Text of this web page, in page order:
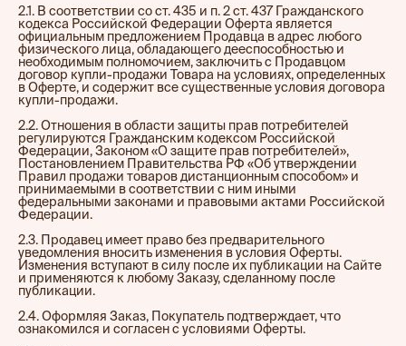
2.1. В соответствии со ст. 435 и п. 2 ст. 437 Гражданского
кодекса Российской Федерации Оферта является
официальным предложением Продавца в адрес любого
физического лица, обладающего дееспособностью и
необходимым полномочием, заключить с Продавцом
договор купли-продажи Товара на условиях, определенных
в Оферте, и содержит все существенные условия договора
купли-продажи.
2.2. Отношения в области защиты прав потребителей
регулируются Гражданским кодексом Российской
Федерации, Законом «О защите прав потребителей»,
Постановлением Правительства РФ «Об утверждении
Правил продажи товаров дистанционным способом» и
принимаемыми в соответствии с ним иными
федеральными законами и правовыми актами Российской
Федерации.
2.3. Продавец имеет право без предварительного
уведомления вносить изменения в условия Оферты.
Изменения вступают в силу после их публикации на Сайте
и применяются к любому Заказу, сделанному после
публикации.
2.4. Оформляя Заказ, Покупатель подтверждает, что
ознакомился и согласен с условиями Оферты.